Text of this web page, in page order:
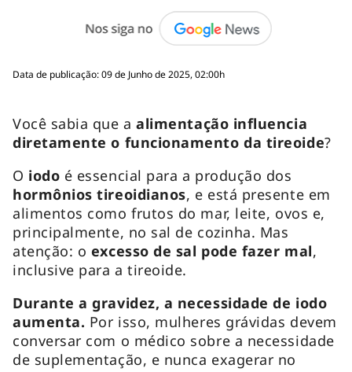
Data de publicação: 09 de Junho de 2025, 02:00h
Você sabia que aalimentação influencia
diretamente o funcionamento da tireoide?
O iodo é essencial para a produção dos
hormônios tireoidianos, e está presente em
alimentos como frutos do mar, leite, ovos e,
principalmente, no sal de cozinha. Mas
atenção: o excesso de sal pode fazer mal,
inclusive para a tireoide.
Durante a gravidez, a necessidade de iodo
aumenta. Por isso, mulheres grávidas devem
conversar com o médico sobre a necessidade
de suplementação, e nunca exagerar no